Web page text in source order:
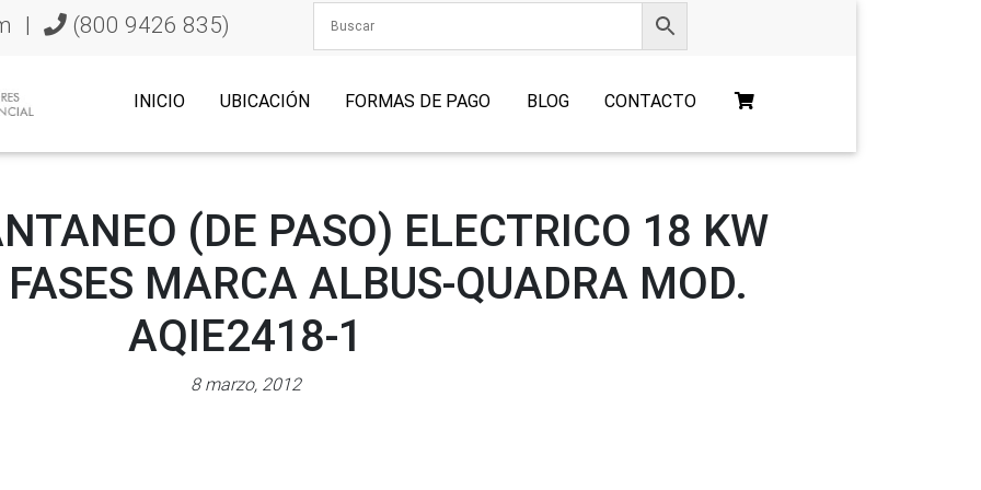
| (800 9426 835)
INICIO UBICACIÓN FORMAS DE PAGO BLOG CONTACTO
(DE PASO) ELECTRICO 18 KW
MARCA ALBUS-QUADRA MOD.
AQIE2418-1
8 marzo, 2012